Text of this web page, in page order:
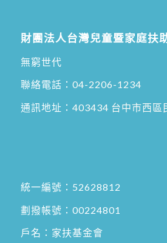
財團法人台灣兒童暨家庭扶
無窮世代
聯絡電話： 04-2206-1234
通訊地址： 403434 台中市西區
統一編號：52628812
劃撥帳號：00224801
戶名：家扶基金會